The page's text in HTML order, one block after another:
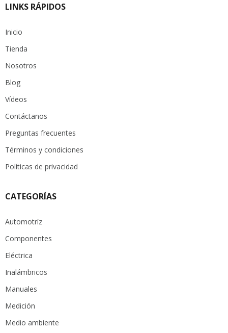
LINKS RÁPIDOS
Inicio
Tienda
Nosotros
Blog
Vídeos
Contáctanos
Preguntas frecuentes
Términos y condiciones
Políticas de privacidad
CATEGORÍAS
Automotríz
Componentes
Eléctrica
Inalámbricos
Manuales
Medición
Medio ambiente